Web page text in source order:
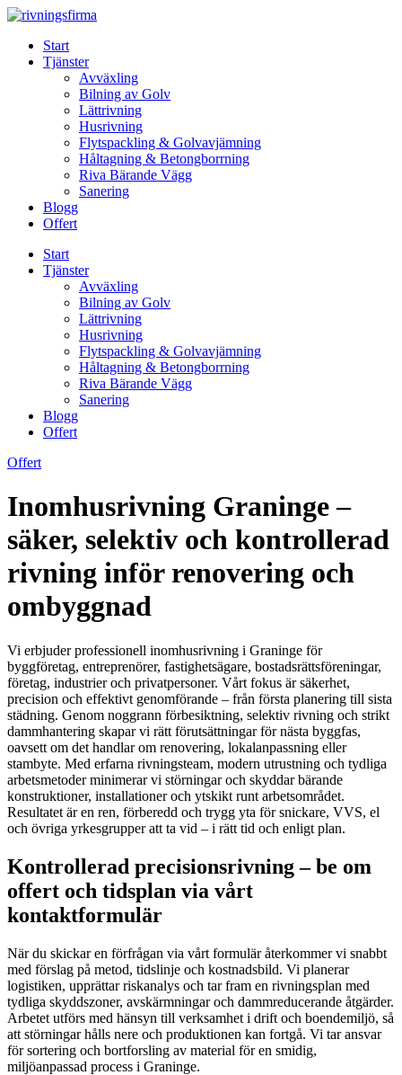
Skip
contentStart
Tjänster
Avväxling
Bilning av Golv
Lättrivning
Husrivning
Flytspackling & Golvavjämning
Håltagning & Betongborrning
Riva Bärande Vägg
Sanering
Blogg
Offert
Start
Tjänster
Avväxling
Bilning av Golv
Lättrivning
Husrivning
Flytspackling & Golvavjämning
Håltagning & Betongborrning
Riva Bärande Vägg
Sanering
Blogg
Offert
Offert
Inomhusrivning Graninge –
säker, selektiv och kontrollerad
rivning inför renovering och
ombyggnad
Vi erbjuder professionell inomhusrivning i Graninge för
byggföretag, entreprenörer, fastighetsägare, bostadsrättsföreningar,
företag, industrier och privatpersoner. Vårt fokus är säkerhet,
precision och effektivt genomförande – från första planering till sista
städning. Genom noggrann förbesiktning, selektiv rivning och strikt
dammhantering skapar vi rätt förutsättningar för nästa byggfas,
oavsett om det handlar om renovering, lokalanpassning eller
stambyte. Med erfarna rivningsteam, modern utrustning och tydliga
arbetsmetoder minimerar vi störningar och skyddar bärande
konstruktioner, installationer och ytskikt runt arbetsområdet.
Resultatet är en ren, förberedd och trygg yta för snickare, VVS, el
och övriga yrkesgrupper att ta vid – i rätt tid och enligt plan.
Kontrollerad precisionsrivning – be om
offert och tidsplan via vårt
kontaktformulär
När du skickar en förfrågan via vårt formulär återkommer vi snabbt
med förslag på metod, tidslinje och kostnadsbild. Vi planerar
logistiken, upprättar riskanalys och tar fram en rivningsplan med
tydliga skyddszoner, avskärmningar och dammreducerande åtgärder.
Arbetet utförs med hänsyn till verksamhet i drift och boendemiljö, så
att störningar hålls nere och produktionen kan fortgå. Vi tar ansvar
för sortering och bortforsling av material för en smidig,
miljöanpassad process i Graninge.